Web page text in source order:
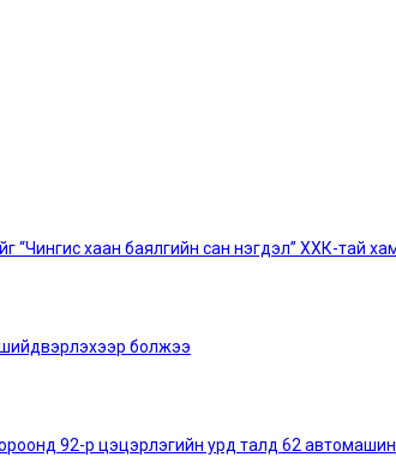
“Чингис хаан баялгийн сан нэгдэл” ХХК-тай
болжээ
92-р цэцэрлэгийн урд талд 62